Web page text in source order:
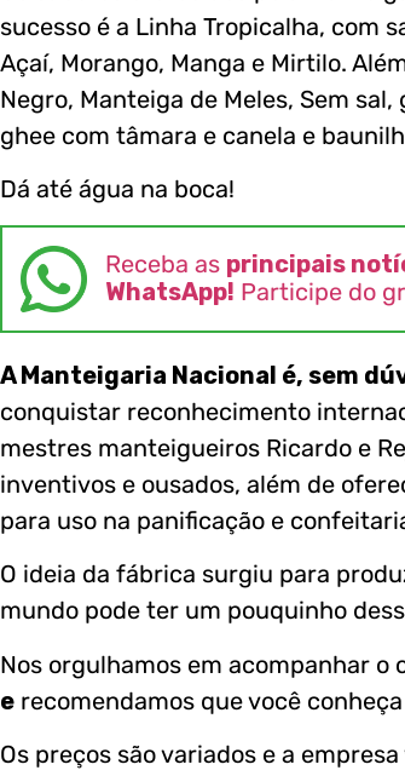
sucesso é a Linha Tropicalha, com
Açaí, Morango, Manga e Mirtilo.
Negro, Manteiga de Meles, Sem
ghee com tâmara e canela e
Dá até água na boca!
Receba as principais
WhatsApp! Participe do
A Manteigaria Nacional é, sem
conquistar reconhecimento
mestres manteigueiros Ricardo e
inventivos e ousados, além de
para uso na panificação e
O ideia da fábrica surgiu para
mundo pode ter um pouquinho
Nos orgulhamos em acompanhar o
e recomendamos que você
Os preços são variados e a